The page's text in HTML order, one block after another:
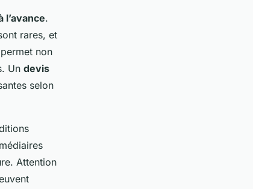
l’avance.
rares, et
non
Un devis
selon
Attention